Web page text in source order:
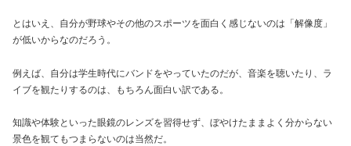
とはいえ、自分が野球やその他のスポーツを面白く感じないのは「解像度」
が低いからなのだろう。
例えば、自分は学生時代にバンドをやっていたのだが、音楽を聴いたり、ラ
イブを観たりするのは、もちろん面白い訳である。
知識や体験といった眼鏡のレンズを習得せず、ぼやけたままよく分からない
景色を観てもつまらないのは当然だ。